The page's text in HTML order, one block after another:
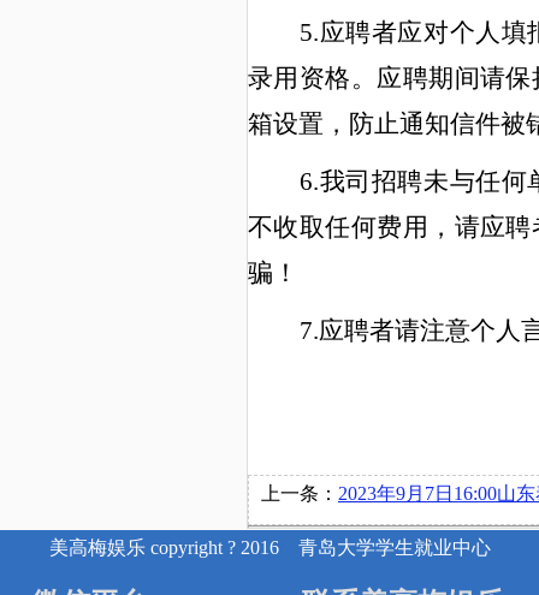
5.应聘者应对个人
录用资格。应聘期间请
箱设置，防止通知信件被
6.我司招聘未与任
不收取任何费用，请应
骗！
7.应聘者请注意个人
上一条： 2023年9月7日16:00山东泰开变压器有限公司在博文楼
美高梅娱乐 copyright ? 2016 青岛大学学生就业中心